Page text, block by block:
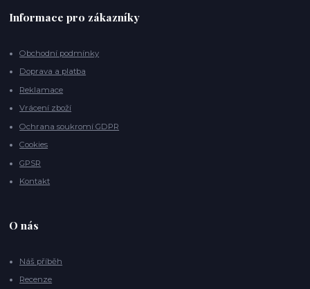
Informace pro zákazníky
Obchodní podmínky
Doprava a platba
Reklamace
Vrácení zboží
Ochrana soukromí GDPR
Cookies
GPSR
Kontakt
O nás
Náš příběh
Recenze